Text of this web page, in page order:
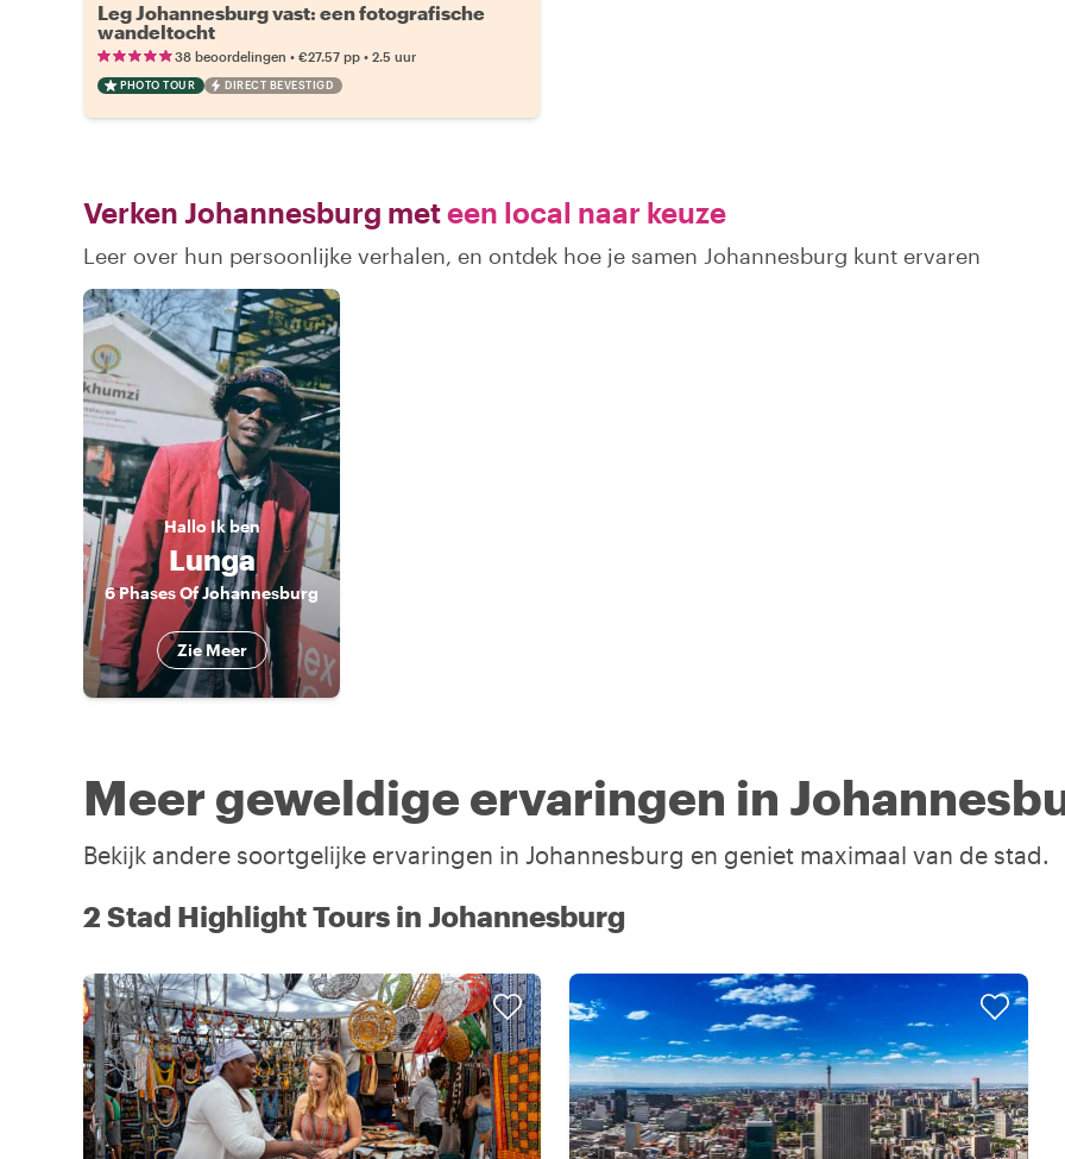
Leg Johannesburg vast: een fotografische
wandeltocht
38 beoordelingen • €27.57 pp • 2.5 uur
PHOTO TOUR DIRECT BEVESTIGD
Verken Johannesburg meteen local naar keuze
Leer over hun persoonlijke verhalen, en ontdek hoe je samen Johannesburg kunt ervaren
Hallo Ik ben
Lunga
6 Phases Of Johannesburg
Zie Meer
Meer geweldige ervaringen in
Bekijk andere soortgelijke ervaringen in Johannesburg en geniet maximaal van de stad.
2 Stad Highlight Tours in Johannesburg